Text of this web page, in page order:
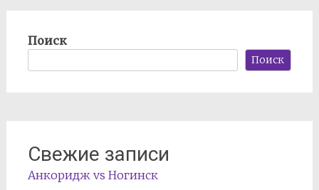
Поиск
Поиск
Свежие записи
Анкоридж vs Ногинск